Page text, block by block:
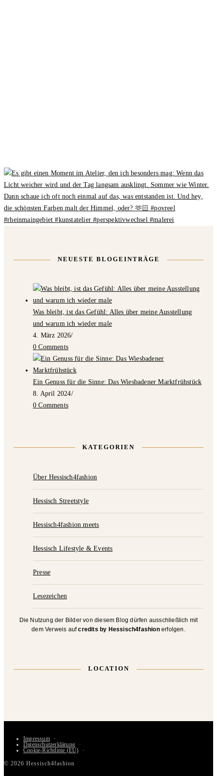
NEUESTE BLOGEINTRÄGE
Was bleibt, ist das Gefühl: Alles über meine Ausstellung
und warum ich wieder male
4. März 2026/
0 Comments
Ein Genuss für die Sinne: Das Wiesbadener Marktfrühstück
8. April 2024/
0 Comments
KATEGORIEN
Über Hessisch4fashion
Hessisch Streetstyle
Hessisch4fashion meets
Hessisch Lifestyle & Events
Presse
Lesezeichen
Die Nutzung der Bilder von diesem Blog dürfen ausschließlich mit
dem Verweis aufcredits by Hessisch4fashionerfolgen.
LOCATION
Impressum
Datenschutzerklärung
Cookie-Richtlinie (EU)
© 2026 Hessisch4fashion